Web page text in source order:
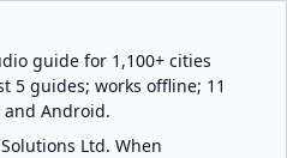
guide for 1,100+ cities
5 guides; works offline; 11
and Android.
Ltd. When